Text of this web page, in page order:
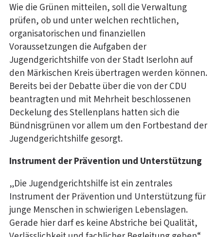
Wie die Grünen mitteilen, soll die Verwaltung
prüfen, ob und unter welchen rechtlichen,
organisatorischen und finanziellen
Voraussetzungen die Aufgaben der
Jugendgerichtshilfe von der Stadt Iserlohn auf
den Märkischen Kreis übertragen werden können.
Bereits bei der Debatte über die von der CDU
beantragten und mit Mehrheit beschlossenen
Deckelung des Stellenplans hatten sich die
Bündnisgrünen vor allem um den Fortbestand der
Jugendgerichtshilfe gesorgt.
Instrument der Prävention und Unterstützung
„Die Jugendgerichtshilfe ist ein zentrales
Instrument der Prävention und Unterstützung für
junge Menschen in schwierigen Lebenslagen.
Gerade hier darf es keine Abstriche bei Qualität,